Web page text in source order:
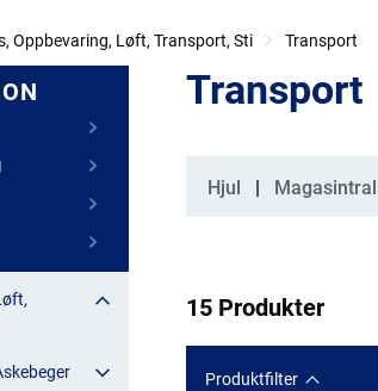
Oppbevaring, Løft, Transport, Sti Transport
Transport
Kategorier
Hjul
15 Produkter
Produktfilter